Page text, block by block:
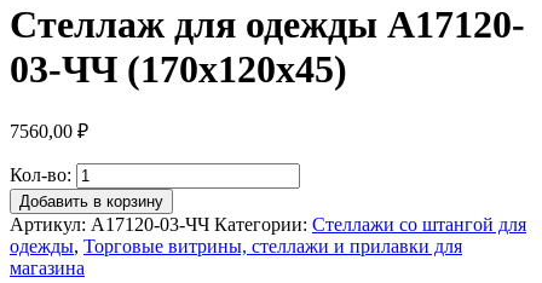
Стеллаж для одежды A17120-
03-ЧЧ (170х120х45)
7560,00 ₽
Кол-во:
Добавить в корзину
Артикул: A17120-03-ЧЧ Категории: Стеллажи со штангой для
одежды, Торговые витрины, стеллажи и прилавки для
магазина